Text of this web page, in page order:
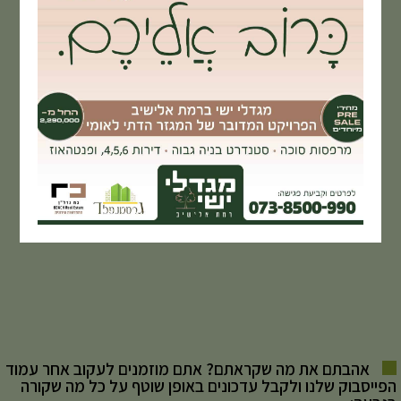
אהבתם את מה שקראתם? אתם מוזמנים לעקוב אחר עמוד
הפייסבוק שלנו ולקבל עדכונים באופן שוטף על כל מה שקורה